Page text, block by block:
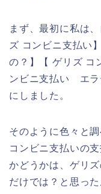
まず、最初に私は
ズ コンビニ支払い
の？】【 ゲリズ コ
ンビニ支払い エラ
にしました。
そのように色々と
コンビニ支払いの
かどうかは、ゲリ
だけでは？と思った